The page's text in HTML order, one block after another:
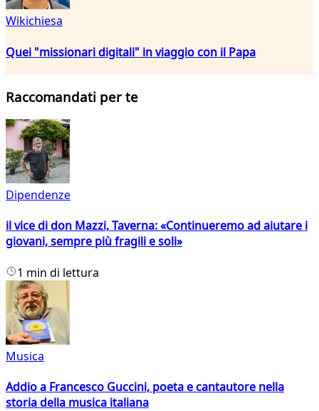
Wikichiesa
Quei "missionari digitali" in viaggio con il Papa
Raccomandati per te
Dipendenze
il vice di don Mazzi, Taverna: «Continueremo ad aiutare i
giovani, sempre più fragili e soli»
1 min di lettura
Musica
Addio a Francesco Guccini, poeta e cantautore nella
storia della musica italiana